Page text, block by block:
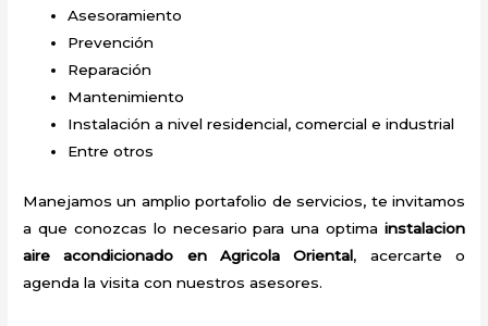
Asesoramiento
Prevención
Reparación
Mantenimiento
Instalación a nivel residencial, comercial e industrial
Entre otros
Manejamos un amplio portafolio de servicios, te invitamos
a que conozcas lo necesario para una optima instalacion
aire acondicionado en Agricola Oriental, acercarte o
agenda la visita con nuestros asesores.